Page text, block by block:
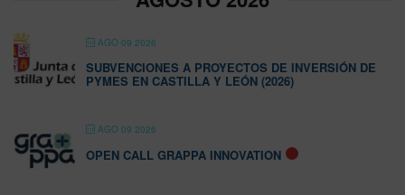
AGO 09 2026
SUBVENCIONES A PROYECTOS DE INVERSIÓN DE
PYMES EN CASTILLA Y LEÓN (2026)
AGO 09 2026
OPEN CALL GRAPPA INNOVATION